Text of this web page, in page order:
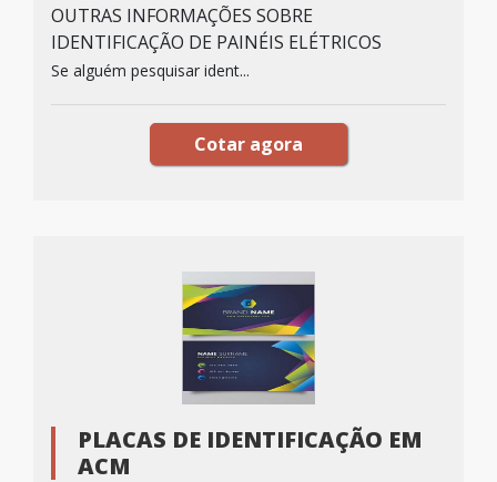
OUTRAS INFORMAÇÕES SOBRE
IDENTIFICAÇÃO DE PAINÉIS ELÉTRICOS
Se alguém pesquisar ident...
Cotar agora
PLACAS DE IDENTIFICAÇÃO EM
ACM